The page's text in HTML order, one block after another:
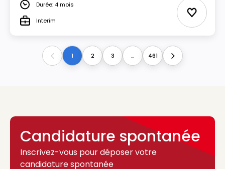
DuréeDurée: 4 mois
TypeInterim Ajouter
Previous1 2 3 ... 461 Next
Candidature spontanée
Inscrivez-vous pour déposer votre
candidature spontanée